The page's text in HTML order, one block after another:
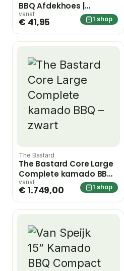
BBQ Afdekhoes |
Compact
vanaf
€ 41,95 1 shop
The Bastard
The Bastard Core Large
Complete kamado BBQ
– zwart
vanaf
€ 1.749,00 1 shop